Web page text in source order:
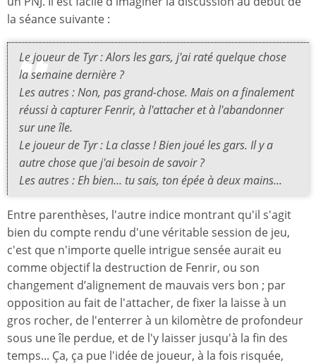
la séance suivante :
Le joueur de Tyr : Alors les gars, j'ai raté quelque chose
la semaine dernière ?
Les autres : Non, pas grand-chose. Mais on a finalement
réussi à capturer Fenrir, à l'attacher et à l'abandonner
sur une île.
Le joueur de Tyr : La classe ! Bien joué les gars. Il y a
autre chose que j'ai besoin de savoir ?
Les autres : Eh bien... tu sais, ton épée à deux mains...
Entre parenthèses, l'autre indice montrant qu'il s'agit
bien du compte rendu d'une véritable session de jeu,
c'est que n'importe quelle intrigue sensée aurait eu
comme objectif la destruction de Fenrir, ou son
changement d’alignement de mauvais vers bon ; par
opposition au fait de l'attacher, de fixer la laisse à un
gros rocher, de l'enterrer à un kilomètre de profondeur
sous une île perdue, et de l'y laisser jusqu'à la fin des
temps... Ça, ça pue l'idée de joueur, à la fois risquée,